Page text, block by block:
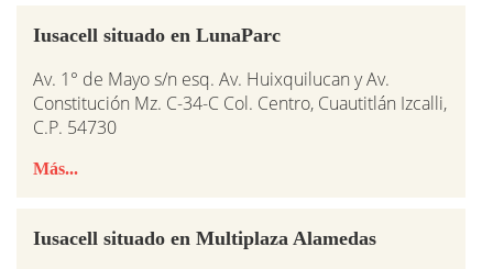
Iusacell situado en LunaParc
Av. 1° de Mayo s/n esq. Av. Huixquilucan y Av.
Constitución Mz. C-34-C Col. Centro, Cuautitlán Izcalli,
C.P. 54730
Más...
Iusacell situado en Multiplaza Alamedas